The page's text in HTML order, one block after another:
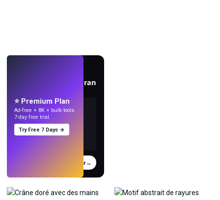
Créez des fonds d'écran
Essayer→
⭐ Premium Plan
Ad-free + 8K + bulk tools.
7-day free trial.
Try Free 7 Days →